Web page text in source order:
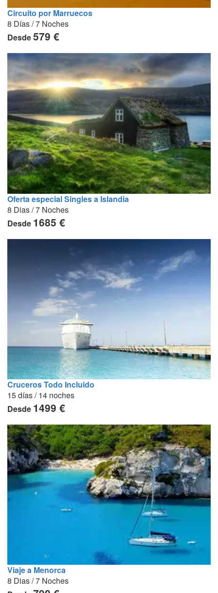
Circuito por Marruecos
8 Días / 7 Noches
Desde579 €
Oferta especial Singles a Islandia
8 Dias / 7 Noches
Desde 1685 €
Cruceros Todo Incluido
15 días / 14 noches
Desde 1499 €
Viaje a Menorca
8 Dias / 7 Noches